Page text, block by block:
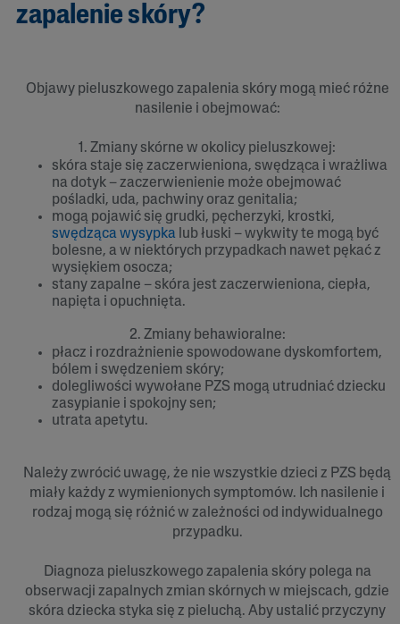
zapalenie skóry?
Objawy pieluszkowego zapalenia skóry mogą mieć różne
nasilenie i obejmować:
1. Zmiany skórne w okolicy pieluszkowej:
skóra staje się zaczerwieniona, swędząca i wrażliwa
na dotyk – zaczerwienienie może obejmować
pośladki, uda, pachwiny oraz genitalia;
mogą pojawić się grudki, pęcherzyki, krostki,
swędząca wysypka lub łuski – wykwity te mogą być
bolesne, a w niektórych przypadkach nawet pękać z
wysiękiem osocza;
stany zapalne – skóra jest zaczerwieniona, ciepła,
napięta i opuchnięta.
2. Zmiany behawioralne:
płacz i rozdrażnienie spowodowane dyskomfortem,
bólem i swędzeniem skóry;
dolegliwości wywołane PZS mogą utrudniać dziecku
zasypianie i spokojny sen;
utrata apetytu.
Należy zwrócić uwagę, że nie wszystkie dzieci z PZS będą
miały każdy z wymienionych symptomów. Ich nasilenie i
rodzaj mogą się różnić w zależności od indywidualnego
przypadku.
Diagnoza pieluszkowego zapalenia skóry polega na
obserwacji zapalnych zmian skórnych w miejscach, gdzie
skóra dziecka styka się z pieluchą. Aby ustalić przyczyny